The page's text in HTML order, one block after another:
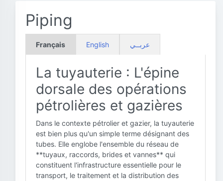
Piping
Français English عربــي
La tuyauterie : L'épine
dorsale des opérations
pétrolières et gazières
Dans le contexte pétrolier et gazier, la tuyauterie
est bien plus qu'un simple terme désignant des
tubes. Elle englobe l'ensemble du réseau de
**tuyaux, raccords, brides et vannes** qui
constituent l'infrastructure essentielle pour le
transport, le traitement et la distribution des